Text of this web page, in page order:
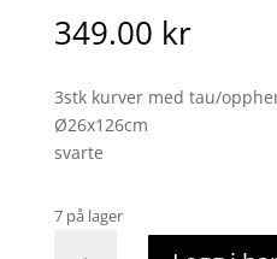
349.00 kr
3stk kurver med tau/
Ø26x126cm
svarte
7 på lager